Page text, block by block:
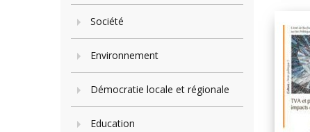
Société
Environnement
Démocratie locale et régionale
Education